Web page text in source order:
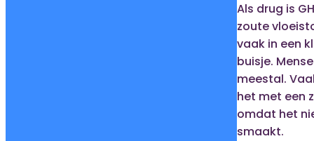
Als drug is
zoute
vaak in een
buisje.
meestal.
het met een
omdat het
smaakt.